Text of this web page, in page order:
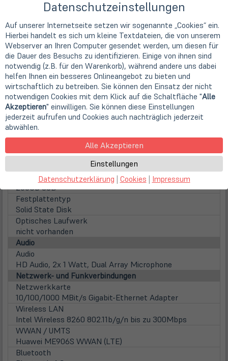
Displayoberfläche
Anti-Glare (matt)
Displaybeleuchtung
LED Hintergrundbeleuchtung
Touchscreen
nicht vorhanden
WebCam
Webcam
integrierte Low-Light HD Webcam
Hauptspeicher
inst. Speicher
8 GB DDR4 (1x 8 GB)
16 GB DDR4 (1 Steckplatz)
Festplatten / Laufwerke
1. Festplatte
256GB SSD
Festplattentyp
Solid State Disk
Optisches Laufwerk
nicht vorhanden
Audio
Audio
HD Audio, 2x 1 Watt, Dual Array Microphone
Netzwerk- und Funkverbindungen
Netzwerkkarte
10/100/1000 MBit/s Gigabit-Ethernet Adapter
Wireless LAN
Intel Wireless 8260 802.11b/g/n bis zu 300Mbps
WWAN / UMTS
Huawei ME906S WWAN (LTE)
Bluetooth
Datenschutzeinstellungen
Auf unserer Internetseite setzen wir sogenannte „Cookies“ ein.
Hierbei handelt es sich um kleine Textdateien, die von unserem
Webserver an Ihren Computer gesendet werden, um diesen für
die Dauer des Besuchs zu identifizieren. Einige von ihnen sind
notwendig (z.B. für den Warenkorb), während andere uns dabei
helfen Ihnen ein besseres Onlineangebot zu bieten und
wirtschaftlich zu betreiben. Sie können den Einsatz der nicht
notwendigen Cookies mit dem Klick auf die Schaltfläche "Alle
Akzeptieren" einwilligen. Sie können diese Einstellungen
jederzeit aufrufen und Cookies auch nachträglich jederzeit
abwählen.
Alle Akzeptieren
Einstellungen
Datenschutzerklärung | Cookies | Impressum